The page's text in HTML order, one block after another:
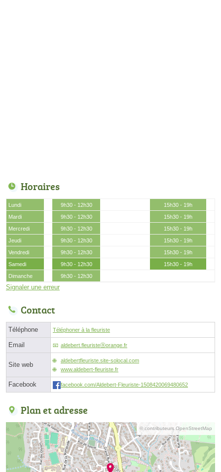
Horaires
Lundi 9h30 - 12h30
15h30 - 19h
Mardi
9h30 - 12h30
15h30 - 19h
Mercredi
9h30 - 12h30
15h30 - 19h
Jeudi
9h30 - 12h30
15h30 - 19h
Vendredi
9h30 - 12h30
15h30 - 19h
Samedi
9h30 - 12h30
15h30 - 19h
Dimanche
9h30 - 12h30
Signaler une erreur
Contact
Téléphone Téléphoner à la fleuriste
Email aldebert.fleuristeⓐorange.fr
Site web
aldebertfleuriste.site-solocal.com
www.aldebert-fleuriste.fr
Facebook facebook.com/Aldebert-Fleuriste-1508420069480652
Plan et adresse
© contributeurs OpenStreetMap